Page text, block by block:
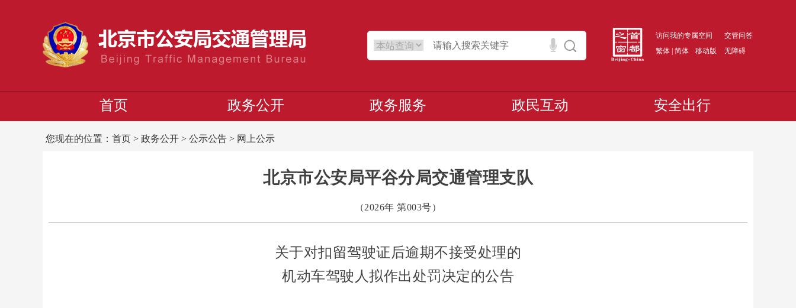
访问我的专属空间
交管问答
繁体 简体 移动版 无障碍
首页 政务公开 政务服务 政民互动 安全出行
您现在的位置： 首页 > 政务公开 > 公示公告 > 网上公示
北京市公安局平谷分局交通管理支队
（2026年 第003号）
关于对扣留驾驶证后逾期不接受处理的
机动车驾驶人拟作出处罚决定的公告